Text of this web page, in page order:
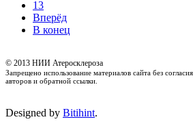
13
Вперёд
В конец
© 2013 НИИ Атеросклероза
Запрещено использование материалов сайта без
авторов и обратной ссылки.
Designed by Bitihint.